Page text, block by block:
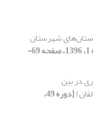
شهرستان
[دوره 49، شماره 1، 1396، صفحه 69-
در بین
[دوره 49،